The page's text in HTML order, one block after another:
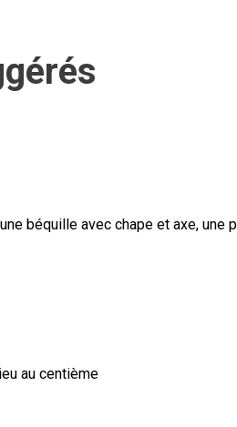
béquille avec chape et axe, une
au centième